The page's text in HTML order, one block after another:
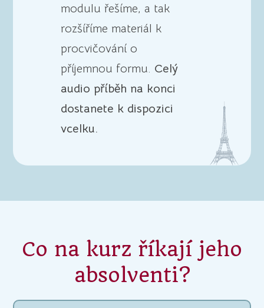
modulu řešíme, a tak
rozšíříme materiál k
procvičování o
příjemnou formu. Celý
audio příběh na konci
dostanete k dispozici
vcelku.
Co na kurz říkají jeho
absolventi?